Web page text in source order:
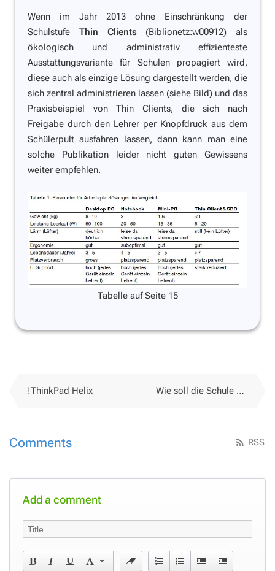
Wenn im Jahr 2013 ohne Einschränkung der
Schulstufe Thin Clients(Biblionetz:w00912) als
ökologisch und administrativ effizienteste
Ausstattungsvariante für Schulen propagiert wird,
diese auch als einzige Lösung dargestellt werden, die
sich zentral administrieren lassen (siehe Bild) und das
Praxisbeispiel von Thin Clients, die sich nach
Freigabe durch den Lehrer per Knopfdruck aus dem
Schülerpult ausfahren lassen, dann kann man eine
solche Publikation leider nicht guten Gewissens
weiter empfehlen.
Tabelle auf Seite 15
!ThinkPad Helix Wie soll die Schule auf den Leitmedienwechsel reagieren - revisited
RSS
Comments
Add a comment